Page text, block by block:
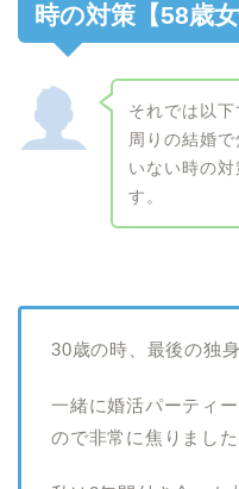
時の対策【58歳女
それでは以
周りの結婚
いない時の
す。
30歳の時、最後の独
一緒に婚活パーティ
ので非常に焦りました